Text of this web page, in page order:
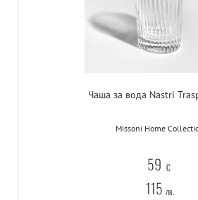
Чаша за вода Nastri
Missoni Home
59 €
115 лв.